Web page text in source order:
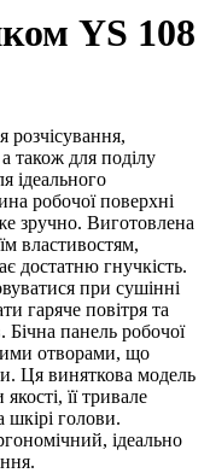
YS 108
розчісування,
також для поділу
ідеального
робочої поверхні
зручно. Виготовлена
властивостям,
достатню гнучкість.
при сушінні
гаряче повітря та
Бічна панель робочої
отворами, що
Ця виняткова модель
її тривале
шкірі голови.
ідеально